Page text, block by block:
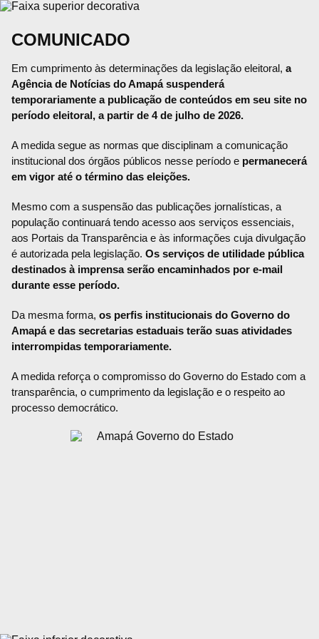
COMUNICADO
Em cumprimento às determinações da legislação eleitoral, a
Agência de Notícias do Amapá suspenderá
temporariamente a publicação de conteúdos em seu site no
período eleitoral, a partir de 4 de julho de 2026.
A medida segue as normas que disciplinam a comunicação
institucional dos órgãos públicos nesse período e permanecerá
em vigor até o término das eleições.
Mesmo com a suspensão das publicações jornalísticas, a
população continuará tendo acesso aos serviços essenciais,
aos Portais da Transparência e às informações cuja divulgação
é autorizada pela legislação. Os serviços de utilidade pública
destinados à imprensa serão encaminhados por e-mail
durante esse período.
Da mesma forma, os perfis institucionais do Governo do
Amapá e das secretarias estaduais terão suas atividades
interrompidas temporariamente.
A medida reforça o compromisso do Governo do Estado com a
transparência, o cumprimento da legislação e o respeito ao
processo democrático.